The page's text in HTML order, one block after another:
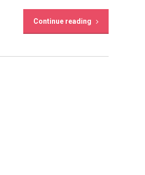
Continue reading